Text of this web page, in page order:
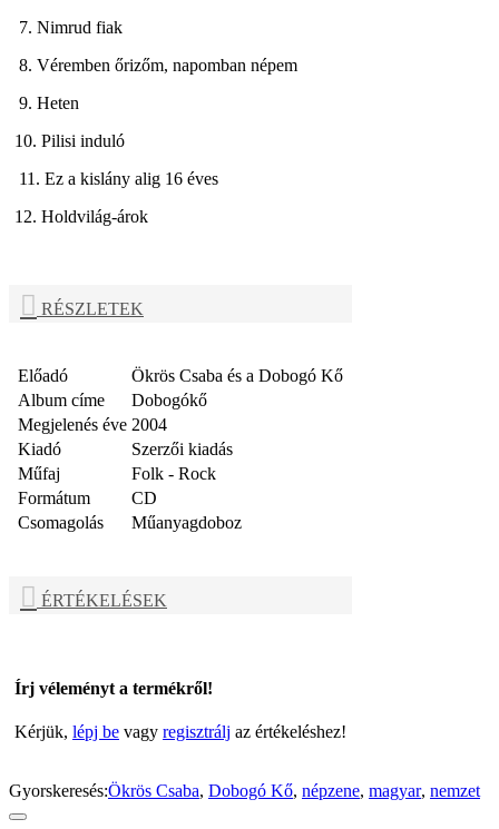
7. Nimrud fiak
8. Véremben őrizőm, napomban népem
9. Heten
10. Pilisi induló
11. Ez a kislány alig 16 éves
12. Holdvilág-árok
RÉSZLETEK
Előadó
Ökrös Csaba és a Dobogó Kő
Album címe
Dobogókő
Megjelenés éve 2004
Kiadó
Szerzői kiadás
Műfaj
Folk - Rock
Formátum
CD
Csomagolás
Műanyagdoboz
ÉRTÉKELÉSEK
Írj véleményt a termékről!
Kérjük, lépj be vagy regisztrálj az értékeléshez!
Gyorskeresés:Ökrös Csaba, Dobogó Kő, népzene, magyar, nemzet